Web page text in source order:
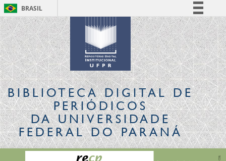
BRASIL
Simplifique!
Comunica BR
Participe
Acesso à informação
Legislação
Canais
BIBLIOTECA DIGITALDE
PERIÓDICOS
DA UNIVERSIDADE
FEDERAL DO PARANÁ